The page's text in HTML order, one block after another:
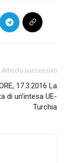
Articolo successivo
17.3.2016 La
di un’intesa UE-
Turchia